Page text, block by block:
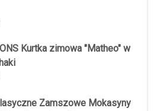
Kurtka zimowa "Matheo" w
Zamszowe Mokasyny